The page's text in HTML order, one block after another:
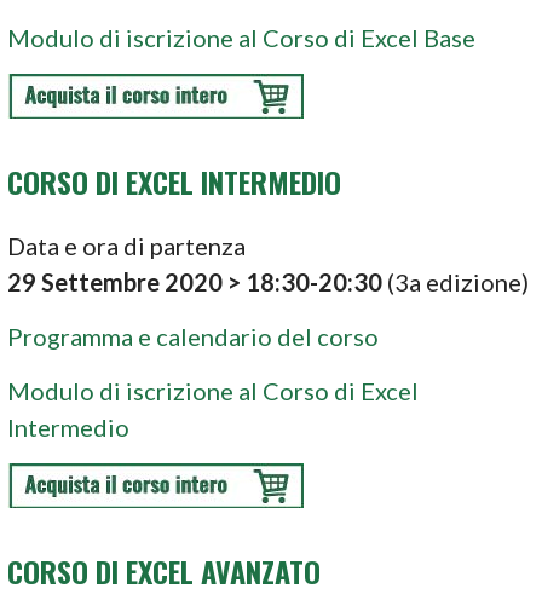
Modulo di iscrizione al Corso di Excel Base
CORSO DI EXCEL INTERMEDIO
Data e ora di partenza
29 Settembre 2020 > 18:30-20:30 (3a edizione)
Programma e calendario del corso
Modulo di iscrizione al Corso di Excel
Intermedio
CORSO DI EXCEL AVANZATO